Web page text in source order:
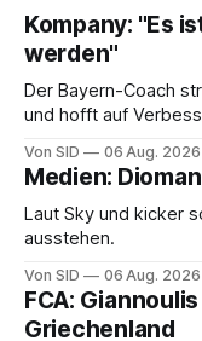
Kompany: "Es
werden"
Der Bayern-Coach
und hofft auf
Von SID 06 Aug. 2026
Medien:
Laut Sky und kicker
ausstehen.
Von SID 06 Aug. 2026
FCA:
Griechenland